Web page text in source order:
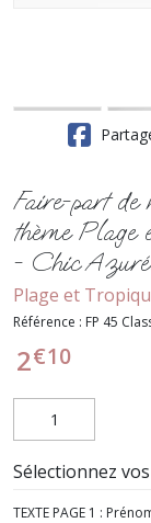
Faire-part de
thème Plage
- Chic
Plage et
Référence : FP 45
2€10
Sélectionnez
TEXTE PAGE 1 :